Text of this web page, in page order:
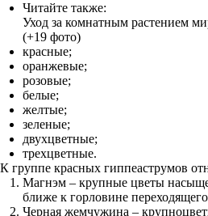
Читайте также:
Уход за комнатным растением
(+19 фото)
красные;
оранжевые;
розовые;
белые;
желтые;
зеленые;
двухцветные;
трехцветные.
К группе красных гиппеаструмов
Магнэм – крупные цветы
ближе к горловине
Черная жемчужина –